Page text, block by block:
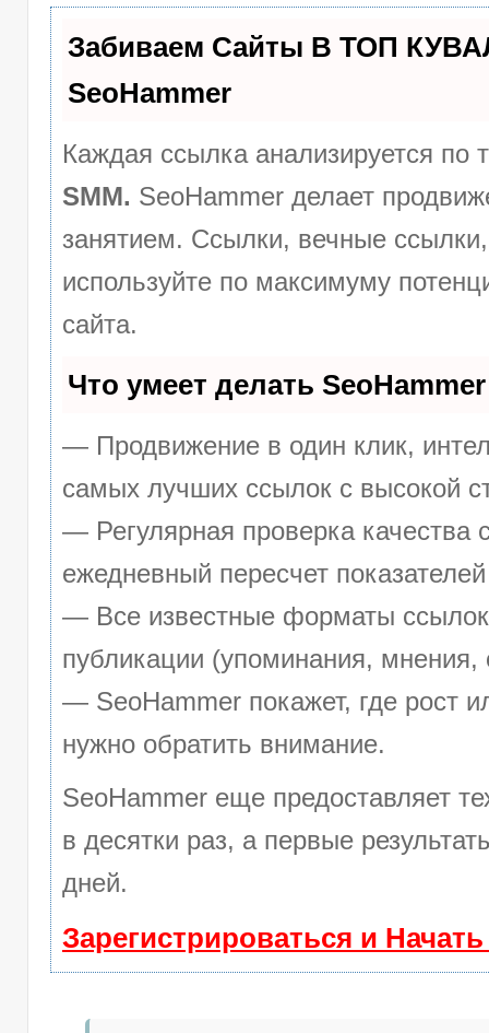
Забиваем Сайты В ТОП
SeoHammer
Каждая ссылка анализируется по
SMM. SeoHammer делает
занятием. Ссылки, вечные
используйте по максимуму
сайта.
Что умеет делать SeoHammer
— Продвижение в один клик,
самых лучших ссылок с высокой
— Регулярная проверка качества
ежедневный пересчет
— Все известные форматы
публикации (упоминания, мнения,
— SeoHammer покажет, где рост
нужно обратить внимание.
SeoHammer еще предоставляет
в десятки раз, а первые
дней.
Зарегистрироваться и